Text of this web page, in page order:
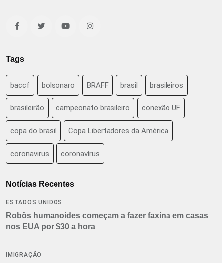
Tags
baccf bolsonaro BRAFF brasil brasileiros
brasileirão campeonato brasileiro conexão UF
copa do brasil Copa Libertadores da América
coronavirus coronavírus
Notícias Recentes
ESTADOS UNIDOS
Robôs humanoides começam a fazer faxina em casas
nos EUA por $30 a hora
IMIGRAÇÃO